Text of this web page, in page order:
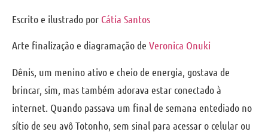
Escrito e ilustrado por Cátia Santos
Arte finalização e diagramação de Veronica Onuki
Dênis, um menino ativo e cheio de energia, gostava de
brincar, sim, mas também adorava estar conectado à
internet. Quando passava um final de semana entediado no
sítio de seu avô Totonho, sem sinal para acessar o celular ou